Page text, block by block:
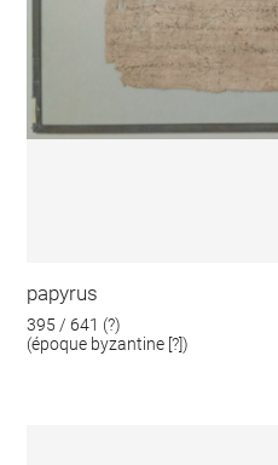
papyrus
395 / 641 (?)
(époque byzantine [?])